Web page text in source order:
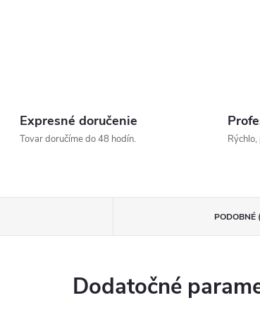
Expresné doručenie
Tovar doručíme do 48 hodín.
PODOBNÉ
Dodatočné